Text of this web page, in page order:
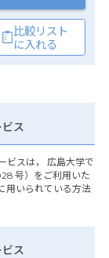
比較リスト
に入れる
ス
ビスは， 広島大学で
号）をご利用いた
用いられている方法
ス